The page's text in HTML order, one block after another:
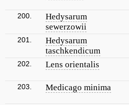
200.
Hedysarum
sewerzowii
201.
Hedysarum
taschkendicum
202. Lens orientalis
203. Medicago minima